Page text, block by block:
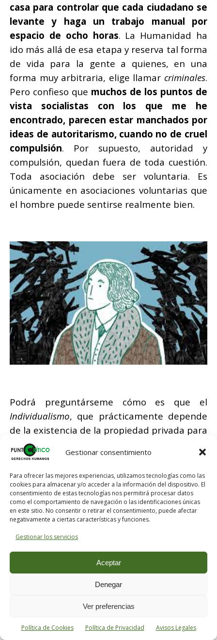
Gestionar consentimiento
Para ofrecer las mejores experiencias, utilizamos tecnologías como las
cookies para almacenar y/o acceder a la información del dispositivo. El
consentimiento de estas tecnologías nos permitirá procesar datos
como el comportamiento de navegación o las identificaciones únicas
en este sitio. No consentir o retirar el consentimiento, puede afectar
negativamente a ciertas características y funciones.
Gestionar los servicios
Aceptar
Denegar
Ver preferencias
Política de Cookies Política de Privacidad Avisos Legales
casa para controlar que cada ciudadano se
levante y haga un trabajo manual por
espacio de ocho horas. La Humanidad ha
ido más allá de esa etapa y reserva tal forma
de vida para la gente a quienes, en una
forma muy arbitraria, elige llamar criminales.
Pero confieso que muchos de los puntos de
vista socialistas con los que me he
encontrado, parecen estar manchados por
ideas de autoritarismo, cuando no de cruel
compulsión. Por supuesto, autoridad y
compulsión, quedan fuera de toda cuestión.
Toda asociación debe ser voluntaria. Es
únicamente en asociaciones voluntarias que
el hombre puede sentirse realmente bien.
Podrá preguntárseme cómo es que el
Individualismo, que prácticamente depende
de la existencia de la propiedad privada para
su desenvolvimiento, pudiera beneficiarse
con la abolición de la misma. La respuesta es
muy simple. Es verdad que, en las
condiciones actuales, algunos hombres con
medios privados propios, tales comoByron,
Shelley, Browning, Víctor Hugo, Baudelaire
completa, realizar sus personalidades.
Ninguno de estos hombres dio un solo día
de su trabajo por un salario. Pudieron
librarse de la pobreza. Tenían con ello una
se beneficiaría con la
supresión de dicha ventaja. Supongamos que